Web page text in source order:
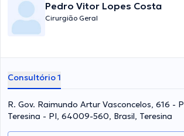
Pedro Vitor Lopes Costa
Cirurgião Geral
Consultório 1
R. Gov. Raimundo Artur Vasconcelos, 616 -
Teresina - PI, 64009-560, Brasil, Teresina